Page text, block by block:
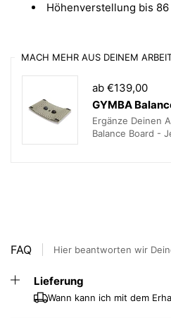
Höhenverstellung bis 86
MACH MEHR AUS DEINEM
ab €139,00
GYMBA
Ergänze Deinen
Balance Board -
FAQ Hier beantworten wir
Lieferung
Wann kann ich mit dem